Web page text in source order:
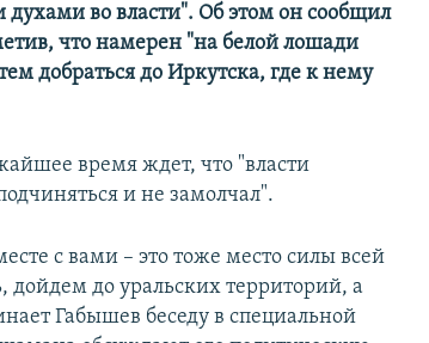
духами во власти​". Об этом он сообщил
что намерен "на белой лошади
добраться до Иркутска, где к нему
время ждет, что "власти
и не замолчал".
с вами – это тоже место силы всей
до уральских территорий, а
Габышев беседу в специальной